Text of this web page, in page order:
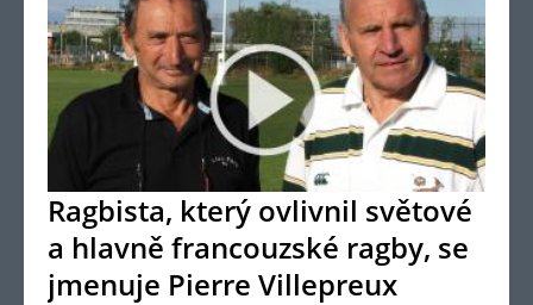
Ragbista, který ovlivnil světové
a hlavně francouzské ragby, se
jmenuje Pierre Villepreux